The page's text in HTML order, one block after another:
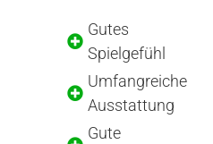
Gutes
Spielgefühl
Umfangreiche
Ausstattung
Gute